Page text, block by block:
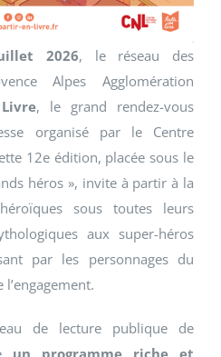
2026, le réseau des
Alpes Agglomération
, le grand rendez-vous
organisé par le Centre
12e édition, placée sous le
héros », invite à partir à la
sous toutes leurs
aux super-héros
par les personnages du
de lecture publique de